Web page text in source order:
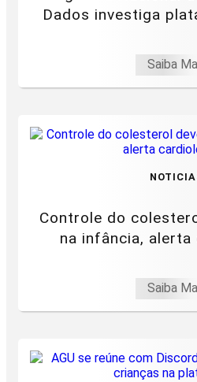
Dados investiga
Saiba
Controle do
na infância,
Saiba